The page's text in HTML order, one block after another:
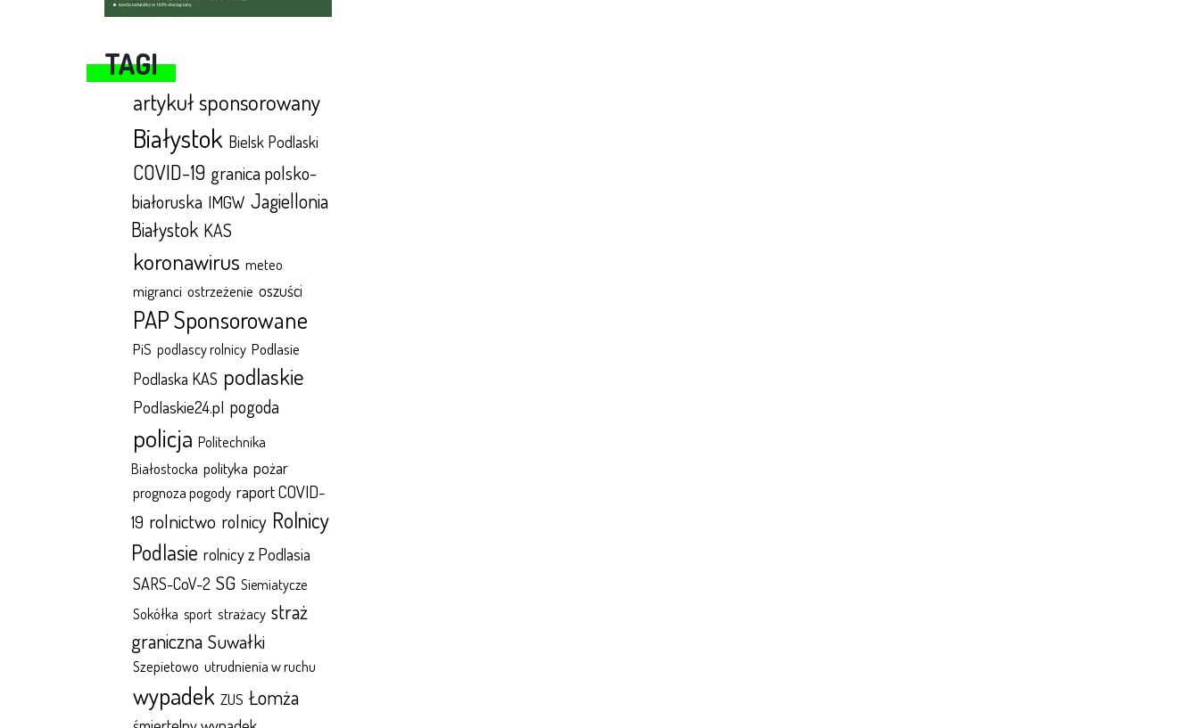
TAGI
artykuł sponsorowany
Białystok Bielsk Podlaski
COVID-19 granica polsko-
białoruska IMGW Jagiellonia
Białystok KAS
koronawirus meteo
migranci ostrzeżenie oszuści
PAP Sponsorowane
PiS podlascy rolnicy Podlasie
Podlaska KAS podlaskie
Podlaskie24.pl pogoda
policja Politechnika
Białostocka polityka pożar
prognoza pogody raport COVID-
19 rolnictwo rolnicy Rolnicy
Podlasie rolnicy z Podlasia
SARS-CoV-2 SG Siemiatycze
Sokółka sport strażacy straż
graniczna Suwałki
Szepietowo utrudnienia w ruchu
wypadek ZUS Łomża